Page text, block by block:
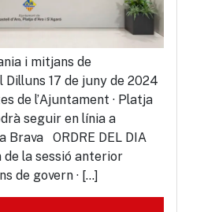
i mitjans de
17 de juny de 2024
de l’Ajuntament · Platja
seguir en línia a
Brava ORDRE DEL DIA
de la sessió anterior
de govern · […]